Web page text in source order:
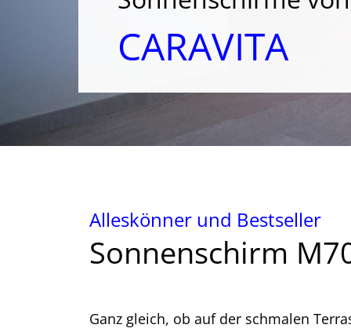
CARAVITA
Alleskönner und Bestseller
Sonnenschirm
Ganz gleich, ob auf der schmalen